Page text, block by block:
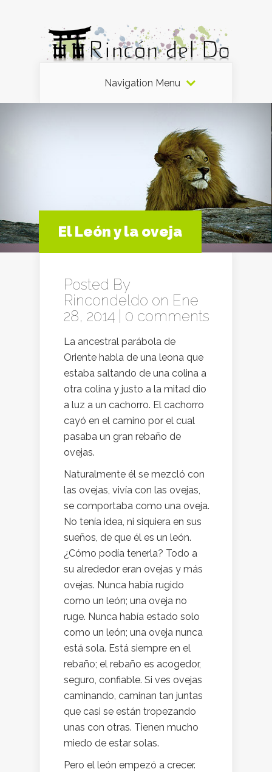
Navigation Menu
El León y la oveja
Posted By
Rincondeldo on Ene
28, 2014 | 0 comments
La ancestral parábola de
Oriente habla de una leona que
estaba saltando de una colina a
otra colina y justo a la mitad dio
a luz a un cachorro. El cachorro
cayó en el camino por el cual
pasaba un gran rebaño de
ovejas.
Naturalmente él se mezcló con
las ovejas, vivía con las ovejas,
se comportaba como una oveja.
No tenía idea, ni siquiera en sus
sueños, de que él es un león.
¿Cómo podía tenerla? Todo a
su alrededor eran ovejas y más
ovejas. Nunca había rugido
como un león; una oveja no
ruge. Nunca había estado solo
como un león; una oveja nunca
está sola. Está siempre en el
rebaño; el rebaño es acogedor,
seguro, confiable. Si ves ovejas
caminando, caminan tan juntas
que casi se están tropezando
unas con otras. Tienen mucho
miedo de estar solas.
Pero el león empezó a crecer.